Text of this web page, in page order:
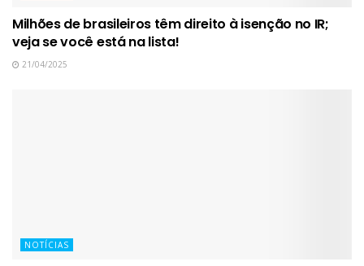
Milhões de brasileiros têm direito à isenção no IR;
veja se você está na lista!
21/04/2025
NOTÍCIAS